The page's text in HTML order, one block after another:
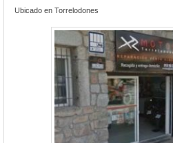
Ubicado en Torrelodones